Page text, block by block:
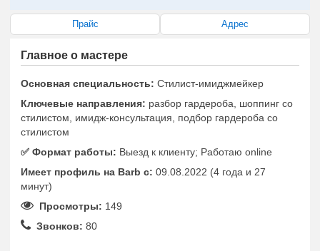
Прайс Адрес
Главное о мастере
Основная специальность: Стилист-имиджмейкер
Ключевые направления: разбор гардероба, шоппинг со
стилистом, имидж-консультация, подбор гардероба со
стилистом
✅️ Формат работы: Выезд к клиенту; Работаю online
Имеет профиль на Barb c: 09.08.2022 (4 года и 27
минут)
Просмотры: 149
Звонков: 80